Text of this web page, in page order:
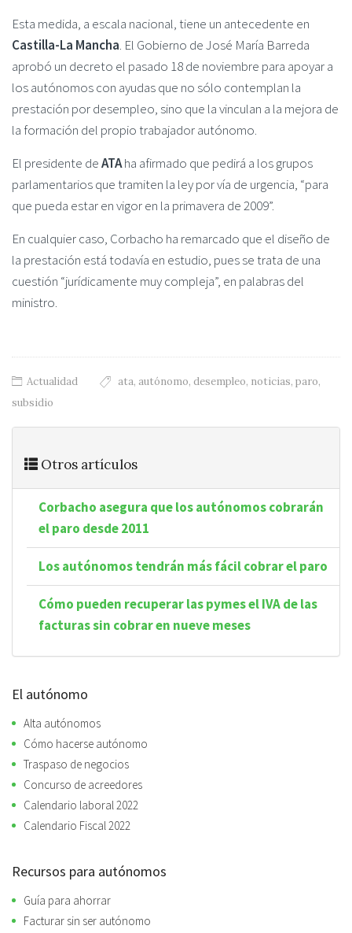
Esta medida, a escala nacional, tiene un antecedente en
Castilla-La Mancha. El Gobierno de José María Barreda
aprobó un decreto el pasado 18 de noviembre para apoyar a
los autónomos con ayudas que no sólo contemplan la
prestación por desempleo, sino que la vinculan a la mejora de
la formación del propio trabajador autónomo.
El presidente deATAha afirmado que pedirá a los grupos
parlamentarios que tramiten la ley por vía de urgencia, “para
que pueda estar en vigor en la primavera de 2009”.
En cualquier caso, Corbacho ha remarcado que el diseño de
la prestación está todavía en estudio, pues se trata de una
cuestión “jurídicamente muy compleja”, en palabras del
ministro.
Actualidad ata, autónomo, desempleo, noticias, paro,
subsidio
Otros artículos
Corbacho asegura que los autónomos cobrarán
el paro desde 2011
Los autónomos tendrán más fácil cobrar el paro
Cómo pueden recuperar las pymes el IVA de las
facturas sin cobrar en nueve meses
El autónomo
Alta autónomos
Cómo hacerse autónomo
Traspaso de negocios
Concurso de acreedores
Calendario laboral 2022
Calendario Fiscal 2022
Recursos para autónomos
Guía para ahorrar
Facturar sin ser autónomo